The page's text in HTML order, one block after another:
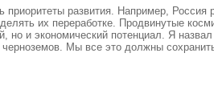
развития. Например, Россия
их переработке. Продвинутые
но и экономический потенциал. Я
Мы все это должны сохранить